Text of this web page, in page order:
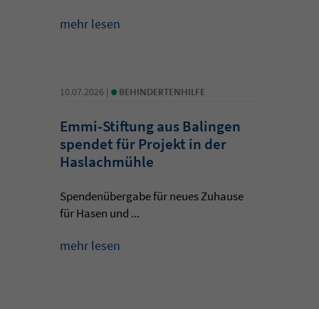
mehr lesen
10.07.2026 | • BEHINDERTENHILFE
Emmi-Stiftung aus Balingen
spendet für Projekt in der
Haslachmühle
Spendenübergabe für neues Zuhause
für Hasen und ...
mehr lesen